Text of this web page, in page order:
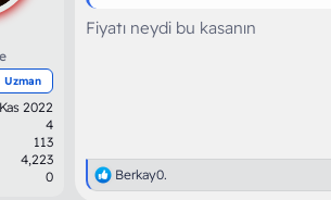
Uzman
2022
4
113
4,223
0
Fiyatı neydi bu kasanın
T
e
Berkay0.